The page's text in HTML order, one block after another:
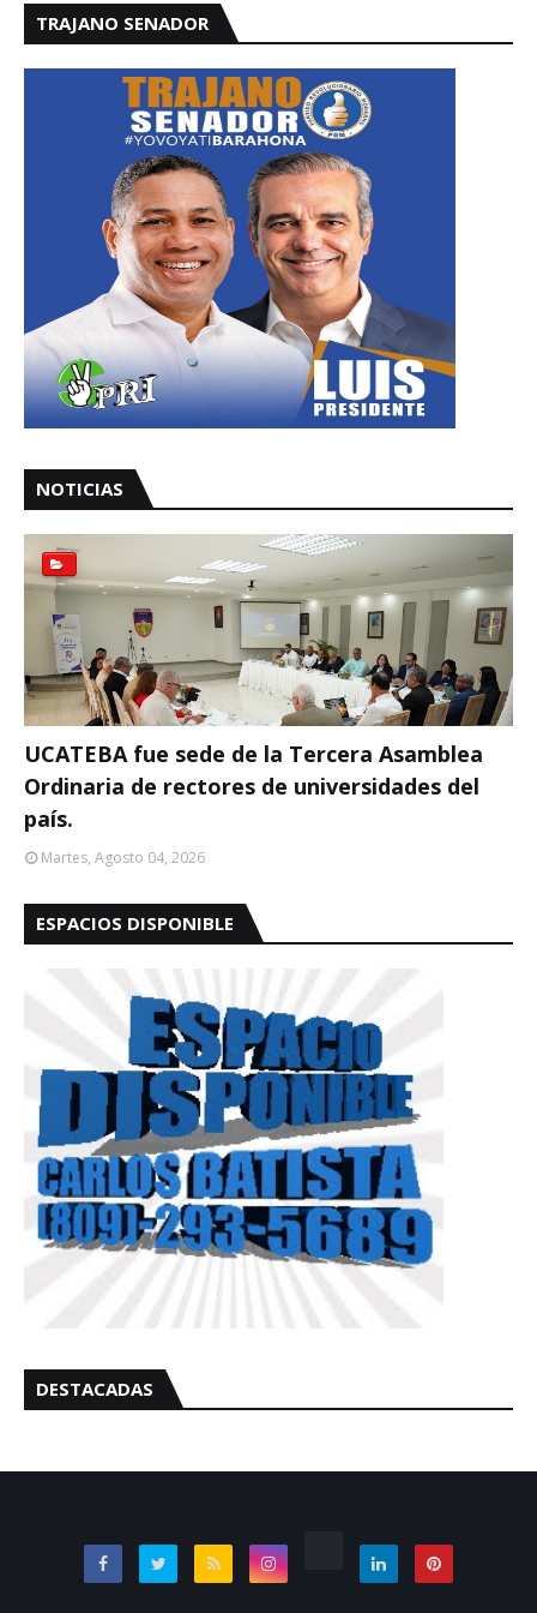
TRAJANO SENADOR
NOTICIAS
UCATEBA fue sede de la Tercera Asamblea
Ordinaria de rectores de universidades del
país.
Martes, Agosto 04, 2026
ESPACIOS DISPONIBLE
DESTACADAS